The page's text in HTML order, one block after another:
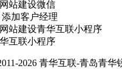
加客户经理
互联小程序
2026 青华互联-青岛青华